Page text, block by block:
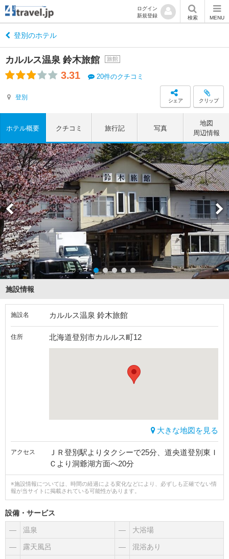
ログイン
新規登録
検索 MENU
登別のホテル
カルルス温泉 鈴木旅館 旅館
3.31 20件のクチコミ
登別 シェア クリップ
ホテル概要 クチコミ 旅行記 写真
地図
周辺情報
施設情報
施設名 カルルス温泉 鈴木旅館
住所 北海道登別市カルルス町12
大きな地図を見る
アクセス
ＪＲ登別駅よりタクシーで25分、道央道登別東Ｉ
Ｃより洞爺湖方面へ20分
※施設情報については、時間の経過による変化などにより、必ずしも正確でない情
報が当サイトに掲載されている可能性があります。
設備・サービス
― 温泉 ― 大浴場
― 露天風呂 ― 混浴あり